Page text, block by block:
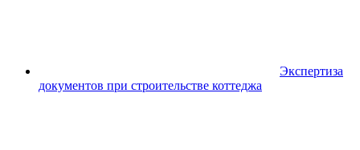
Экспертиза
документов при строительстве коттеджа